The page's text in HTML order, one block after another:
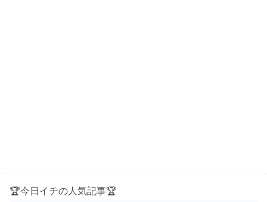
🏆今日イチの人気記事🏆